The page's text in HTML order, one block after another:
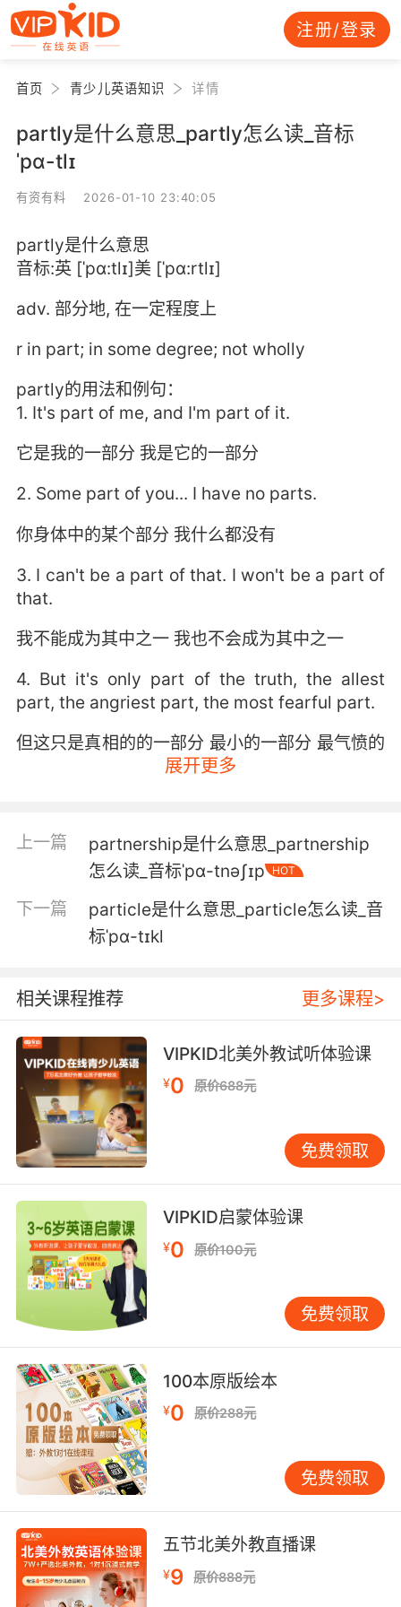
注册/登录
首页 青少儿英语知识 详情
partly是什么意思_partly怎么读_音标
ˈpɑ-tlɪ
有资有料 2026-01-10 23:40:05
partly是什么意思
音标:英 [ˈpɑ:tlɪ]美 [ˈpɑ:rtlɪ]
adv. 部分地, 在一定程度上
r in part; in some degree; not wholly
partly的用法和例句：
1. It's part of me, and I'm part of it.
它是我的一部分 我是它的一部分
2. Some part of you... I have no parts.
你身体中的某个部分 我什么都没有
3. I can't be a part of that. I won't be a part of
that.
我不能成为其中之一 我也不会成为其中之一
4. But it's only part of the truth, the allest
part, the angriest part, the most fearful part.
但这只是真相的的一部分 最小的一部分 最气愤的
messy parts.
你的全部 悲伤的你 凌乱的你
6. But shapewise I'm part cat, part elephant,
part dolphin.
7. And if she was part of it then, she's part of
it now.
如果她那时就参与了 那她现在一定也脱不了干系
8. Part of this and I'm not talking about the
part that's all my fault but part of it, it's just
life.
部分原因是... 我并不是在否认这全是我的错 但部
分原因在于 这就是生活
9. Once part of it, you're part of it forever.
一旦你成为这里的一部分 你就永远无法逃离
10. You're part of me, you're an actual part of
me.
你是我的一部分 你真的是我的一部分
展开更多
上一篇
partnership是什么意思_partnership
怎么读_音标ˈpɑ-tnəʃɪp
HOT
下一篇
particle是什么意思_particle怎么读_音
标ˈpɑ-tɪkl
相关课程推荐 更多课程>
VIPKID北美外教试听体验课
¥0 原价688元
免费领取
VIPKID启蒙体验课
¥0 原价100元
免费领取
100本原版绘本
¥0 原价288元
免费领取
五节北美外教直播课
¥9 原价888元